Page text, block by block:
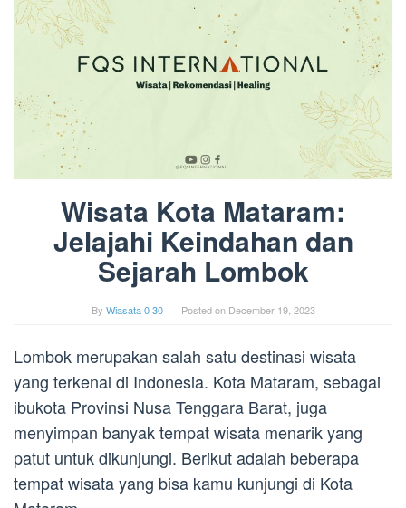
Wisata Kota Mataram:
Jelajahi Keindahan dan
Sejarah Lombok
By Wiasata 0 30 Posted on December 19, 2023
Lombok merupakan salah satu destinasi wisata
yang terkenal di Indonesia. Kota Mataram, sebagai
ibukota Provinsi Nusa Tenggara Barat, juga
menyimpan banyak tempat wisata menarik yang
patut untuk dikunjungi. Berikut adalah beberapa
tempat wisata yang bisa kamu kunjungi di Kota